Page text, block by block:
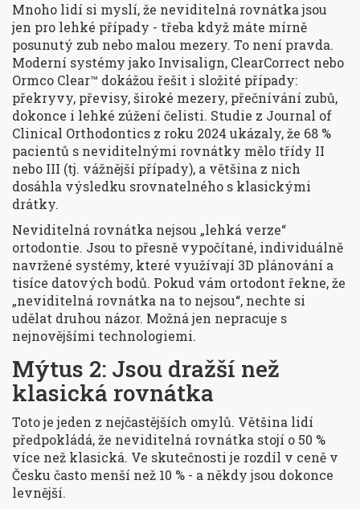
Mnoho lidí si myslí, že neviditelná rovnátka jsou
jen pro lehké případy - třeba když máte mírně
posunutý zub nebo malou mezery. To není pravda.
Moderní systémy jako Invisalign, ClearCorrect nebo
Ormco Clear™ dokážou řešit i složité případy:
překryvy, převisy, široké mezery, přečnívání zubů,
dokonce i lehké zúžení čelisti. Studie z Journal of
Clinical Orthodontics z roku 2024 ukázaly, že 68 %
pacientů s neviditelnými rovnátky mělo třídy II
nebo III (tj. vážnější případy), a většina z nich
dosáhla výsledku srovnatelného s klasickými
drátky.
Neviditelná rovnátka nejsou „lehká verze“
ortodontie. Jsou to přesně vypočítané, individuálně
navržené systémy, které využívají 3D plánování a
tisíce datových bodů. Pokud vám ortodont řekne, že
„neviditelná rovnátka na to nejsou“, nechte si
udělat druhou názor. Možná jen nepracuje s
nejnovějšími technologiemi.
Mýtus 2: Jsou dražší než
klasická rovnátka
Toto je jeden z nejčastějších omylů. Většina lidí
předpokládá, že neviditelná rovnátka stojí o 50 %
více než klasická. Ve skutečnosti je rozdíl v ceně v
Česku často menší než 10 % - a někdy jsou dokonce
levnější.